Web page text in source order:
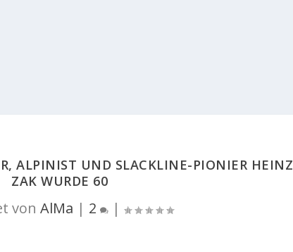
ALPINIST UND SLACKLINE-PIONIER HEINZ
ZAK WURDE 60
von AlMa | 2 |